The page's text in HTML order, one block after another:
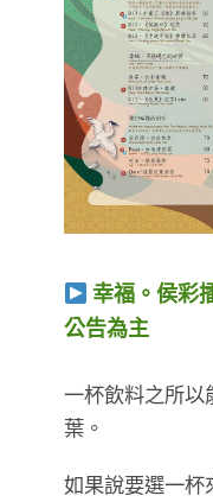
幸福。侯彩
公告為主
一杯飲料之所以
葉。
如果說要選一杯